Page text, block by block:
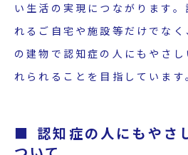
い生活の実現につながります
れるご自宅や施設等だけでなく
の建物で認知症の人にもやさ
れられることを目指しています
認知症の人にもやさ